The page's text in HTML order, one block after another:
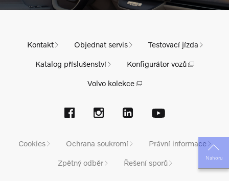
Nahoru
Kontakt Objednat servis Testovací jízda
Katalog příslušenství Konfigurátor vozů
Volvo kolekce
Cookies Ochrana soukromí Právní informace
Zpětný odběr Řešení sporů